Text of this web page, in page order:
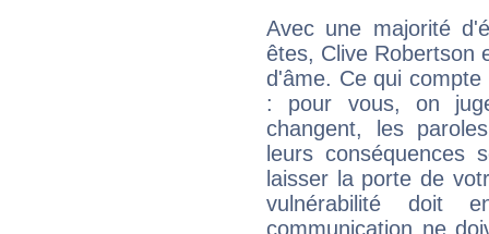
Avec une majorité
êtes, Clive Robertson
d'âme. Ce qui
: pour vous, on
changent, les
leurs conséquences
laisser la porte de
vulnérabilité doit
communication ne